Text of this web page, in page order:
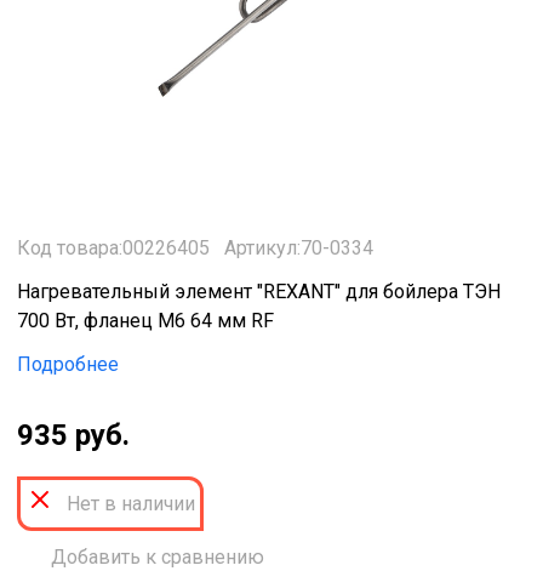
Код товара:00226405
Артикул:70-0334
Нагревательный элемент "REXANT" для бойлера ТЭН
700 Вт, фланец М6 64 мм RF
Подробнее
935 руб.
Нет в наличии
Добавить к сравнению